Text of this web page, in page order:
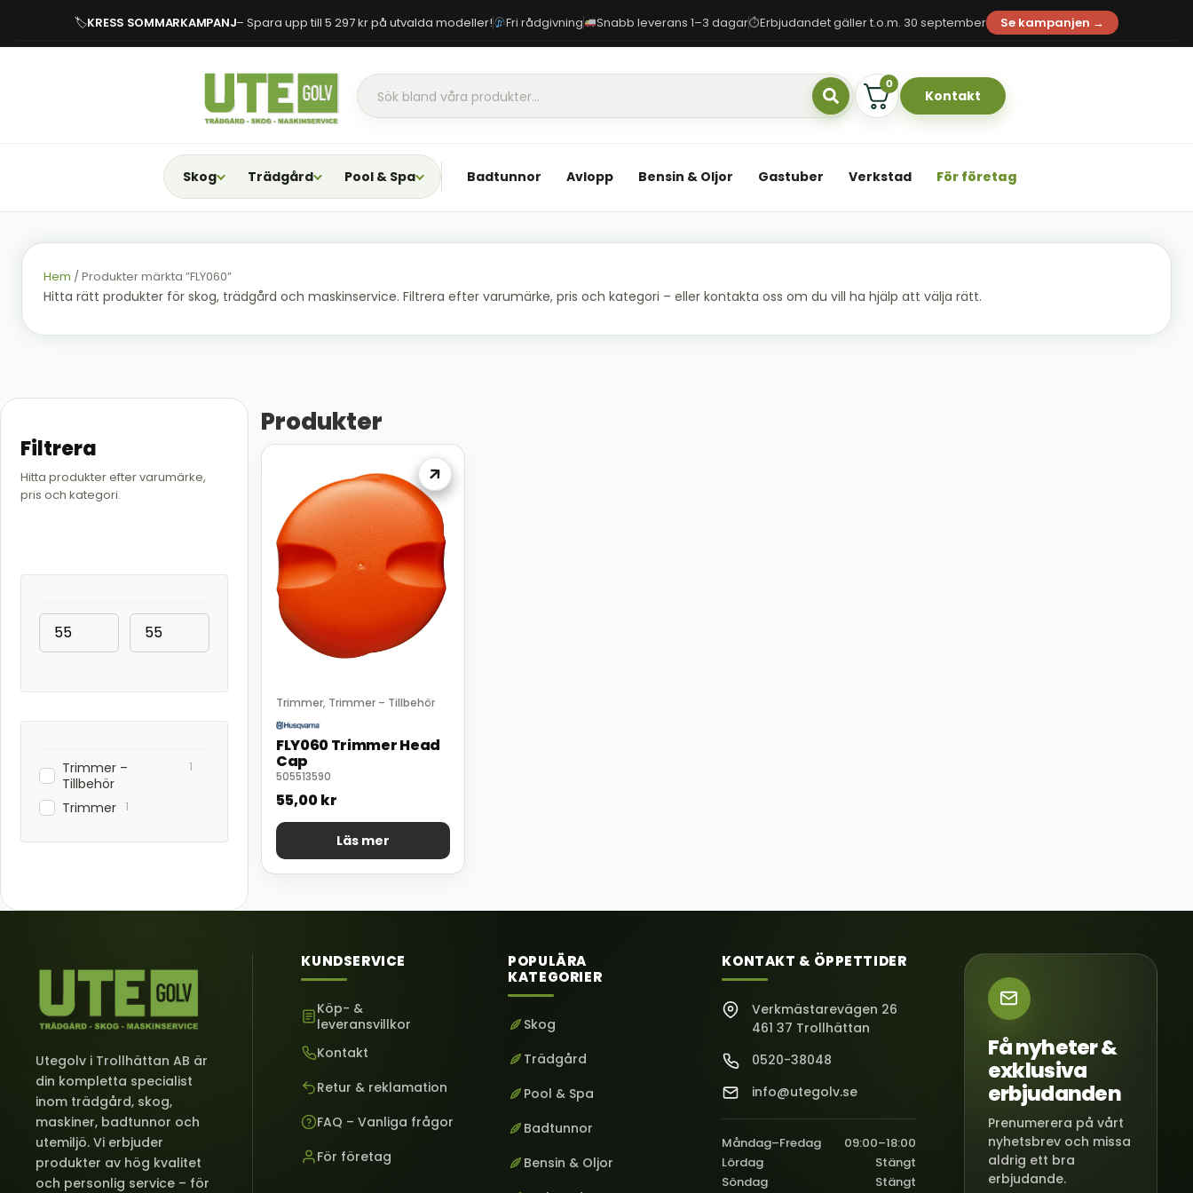
🏷KRESS SOMMARKAMPANJ– Spara upp till 5 297 kr på utvalda modeller! Fri rådgivning Snabb leverans 1–3 dagar⏱Erbjudandet gäller t.o.m. 30 september Se kampanjen →
0
Kontakt
Skog Trädgård Pool & Spa Badtunnor Avlopp Bensin & Oljor Gastuber Verkstad För företag
Hem / Produkter märkta ”FLY060”
Hitta rätt produkter för skog, trädgård och maskinservice. Filtrera efter varumärke, pris och kategori – eller kontakta oss om du vill ha hjälp att välja rätt.
Filtrera
Hitta produkter efter varumärke,
pris och kategori.
Trimmer –
Tillbehör
1
Trimmer 1
Produkter
Trimmer, Trimmer – Tillbehör
FLY060 Trimmer Head
Cap
505513590
55,00kr
Läs mer
Utegolv i Trollhättan AB är
din kompletta specialist
inom trädgård, skog,
maskiner, badtunnor och
utemiljö. Vi erbjuder
produkter av hög kvalitet
och personlig service – för
KUNDSERVICE
Köp- &
leveransvillkor
Kontakt
Retur & reklamation
FAQ – Vanliga frågor
För företag
POPULÄRA
KATEGORIER
Skog
Trädgård
Pool & Spa
Badtunnor
Bensin & Oljor
KONTAKT & ÖPPETTIDER
Verkmästarevägen 26
461 37 Trollhättan
0520-38048
info@utegolv.se
Måndag–Fredag
09:00–18:00
Lördag
Stängt
Söndag
Stängt
Få nyheter &
exklusiva
erbjudanden
Prenumerera på vårt
nyhetsbrev och missa
aldrig ett bra
erbjudande.